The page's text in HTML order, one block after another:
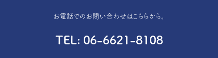
お電話でのお問い合わせはこちらから。
TEL 06-6621-8108